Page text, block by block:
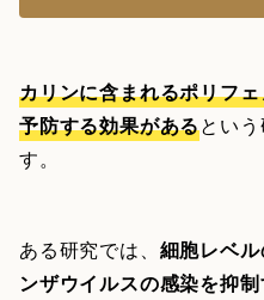
カリンに含まれるポリフ
予防する効果があるとい
す。
ある研究では、 細胞レベ
ンザウイルスの感染を抑